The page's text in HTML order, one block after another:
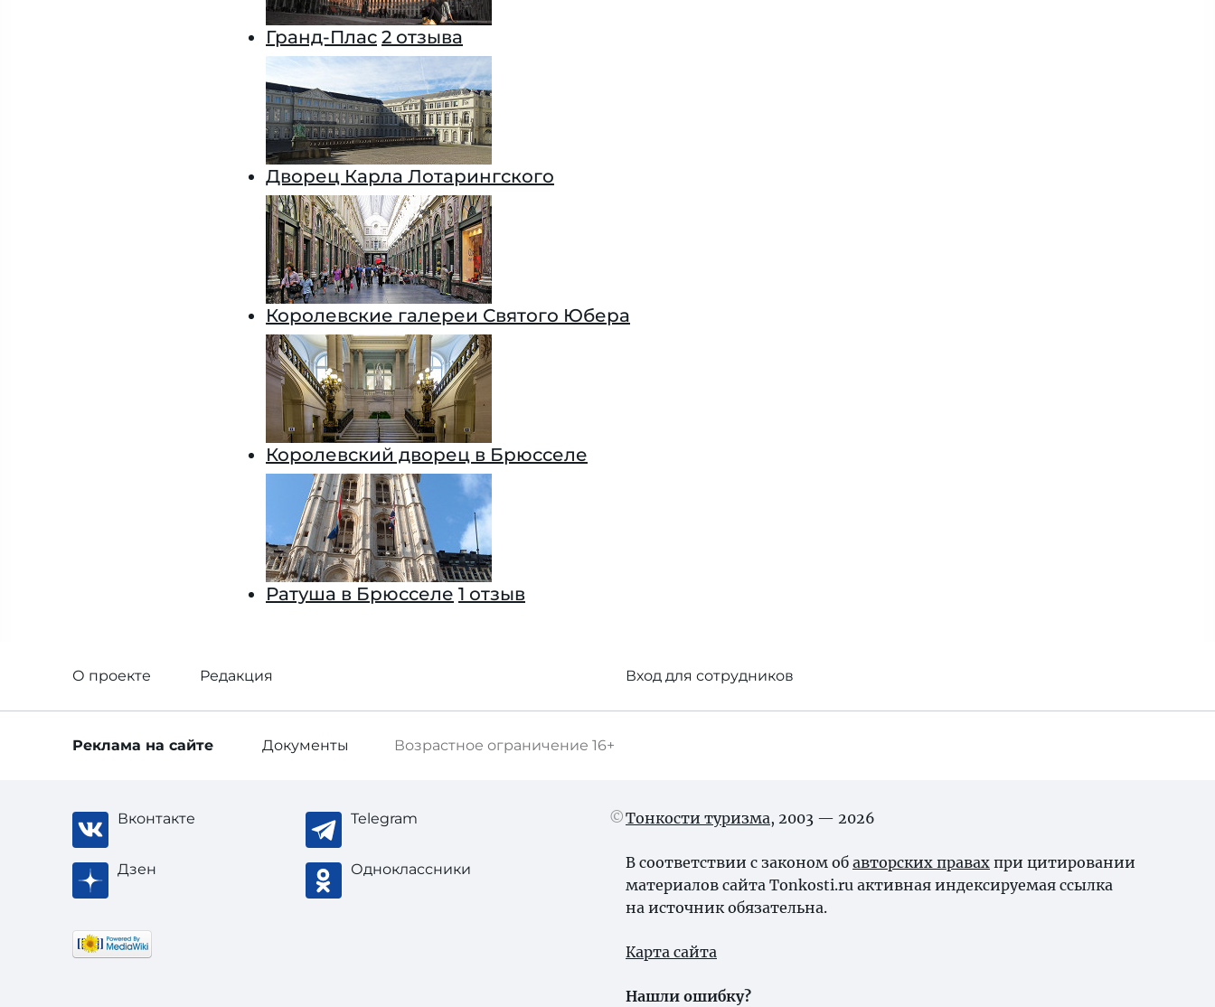
Гранд-Плас 2 отзыва
Дворец Карла Лотарингского
Королевские галереи Святого Юбера
Королевский дворец в Брюсселе
Ратуша в Брюсселе 1 отзыв
О проекте Редакция Вход для сотрудников
Возрастное ограничение 16+
Реклама на сайте Документы
Вконтакте Telegram
Дзен Одноклассники
Тонкости туризма, 2003 — 2026
В соответствии с законом об авторских правах при цитировании
материалов сайта Tonkosti.ru активная индексируемая ссылка
на источник обязательна.
Карта сайта
Нашли ошибку?